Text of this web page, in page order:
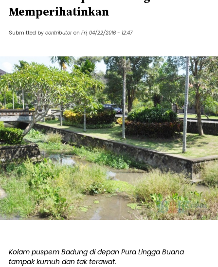
Memperihatinkan
Submitted by contributor on Fri, 04/22/2016 - 12:47
Kolam puspem Badung di depan Pura Lingga Buana
tampak kumuh dan tak terawat.